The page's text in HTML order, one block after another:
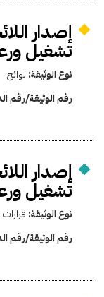
إصدار
تشغيل
نوع الوثيقة: لوائح
رقم الوثيقة/رقم
إصدار
تشغيل
نوع الوثيقة: قرارات
رقم الوثيقة/رقم